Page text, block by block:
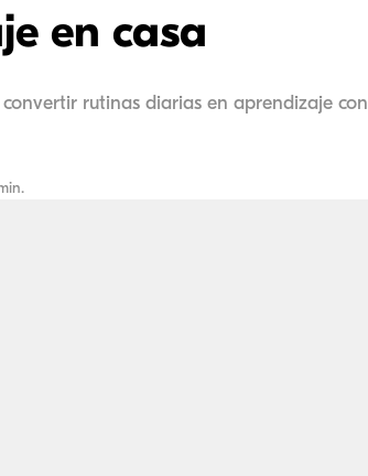
en casa
rutinas diarias en aprendizaje con